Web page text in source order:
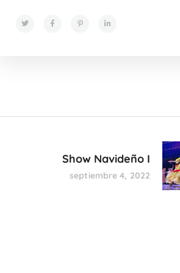
Show Navideño I
septiembre 4, 2022